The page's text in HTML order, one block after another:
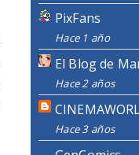
PixFans
Hace 1 año
El Blog de
Hace 2 años
Hace 3 años